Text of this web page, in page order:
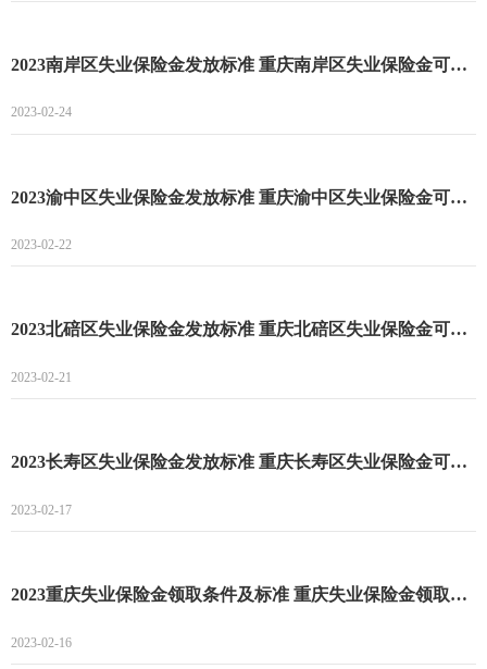
2023南岸区失业保险金发放标准 重庆南岸区失业保险金可以领多长时间
2023-02-24
2023渝中区失业保险金发放标准 重庆渝中区失业保险金可以领多长时间
2023-02-22
2023北碚区失业保险金发放标准 重庆北碚区失业保险金可以领多长时间
2023-02-21
2023长寿区失业保险金发放标准 重庆长寿区失业保险金可以领多久
2023-02-17
2023重庆失业保险金领取条件及标准 重庆失业保险金领取条件
2023-02-16